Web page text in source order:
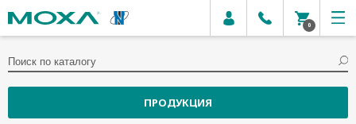
0
ПРОДУКЦИЯ